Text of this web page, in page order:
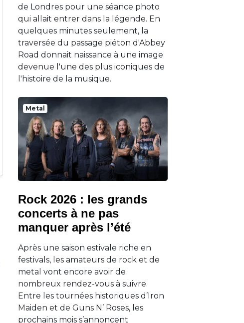
de Londres pour une séance photo
qui allait entrer dans la légende. En
quelques minutes seulement, la
traversée du passage piéton d'Abbey
Road donnait naissance à une image
devenue l'une des plus iconiques de
l'histoire de la musique.
Metal
Rock 2026 : les grands
concerts à ne pas
manquer après l’été
Après une saison estivale riche en
festivals, les amateurs de rock et de
metal vont encore avoir de
nombreux rendez-vous à suivre.
Entre les tournées historiques d’Iron
Maiden et de Guns N’ Roses, les
prochains mois s’annoncent